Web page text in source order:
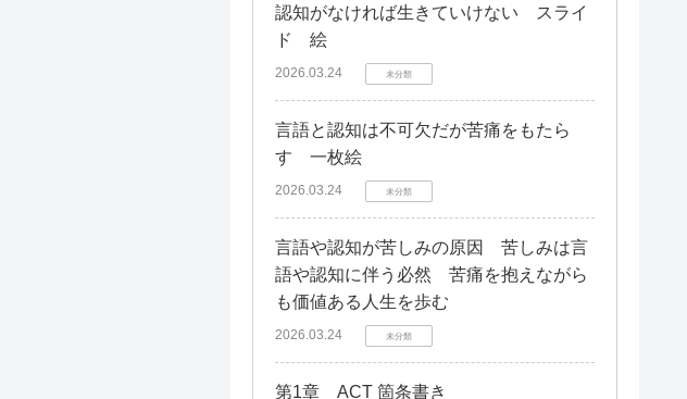
認知がなければ生きていけない スライ
ド 絵
2026.03.24 未分類
言語と認知は不可欠だが苦痛をもたら
す 一枚絵
2026.03.24 未分類
言語や認知が苦しみの原因 苦しみは言
語や認知に伴う必然 苦痛を抱えながら
も価値ある人生を歩む
2026.03.24 未分類
第1章 ACT 箇条書き